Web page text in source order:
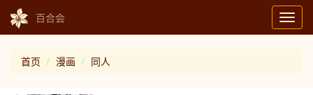
百合会
首页 漫画 同人